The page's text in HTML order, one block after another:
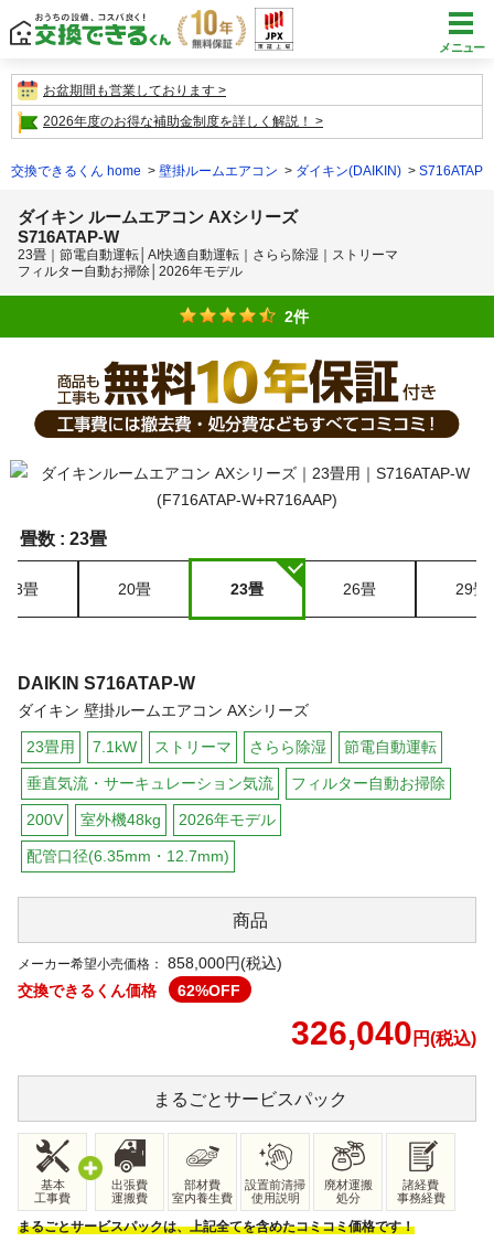
メニュー
お盆期間も営業しております
2026年度のお得な補助金制度を詳しく解説！
交換できるくん home 壁掛ルームエアコン ダイキン(DAIKIN) S716ATAP-
ダイキン ルームエアコン AXシリーズ
S716ATAP-W
23畳｜節電自動運転│AI快適自動運転｜さらら除湿｜ストリーマ
フィルター自動お掃除│2026年モデル
2件
畳数 : 23畳
18畳 20畳 23畳 26畳 29畳
DAIKIN S716ATAP-W
ダイキン 壁掛ルームエアコン AXシリーズ
23畳用 7.1kW ストリーマ さらら除湿 節電自動運転
垂直気流・サーキュレーション気流 フィルター自動お掃除
200V 室外機48kg 2026年モデル
配管口径(6.35mm・12.7mm)
商品
メーカー希望小売価格：
858,000円(税込)
交換できるくん価格
62%OFF
326,040 円(税込)
まるごとサービスパック
基本
工事費
出張費
運搬費
部材費
室内養生費
設置前清掃
使用説明
廃材運搬
処分
諸経費
事務経費
まるごとサービスパックは、上記全てを含めたコミコミ価格です！